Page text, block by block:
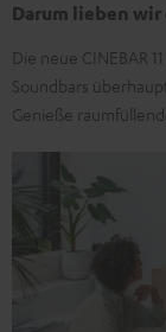
Darum lieben
Die neue CINEBAR
Soundbars
Genieße